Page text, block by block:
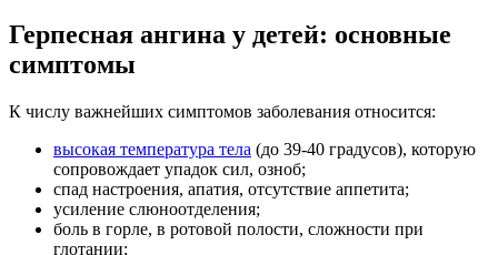
Герпесная ангина у детей: основные
симптомы
К числу важнейших симптомов заболевания относится:
высокая температура тела (до 39-40 градусов), которую
сопровождает упадок сил, озноб;
спад настроения, апатия, отсутствие аппетита;
усиление слюноотделения;
боль в горле, в ротовой полости, сложности при
глотании;